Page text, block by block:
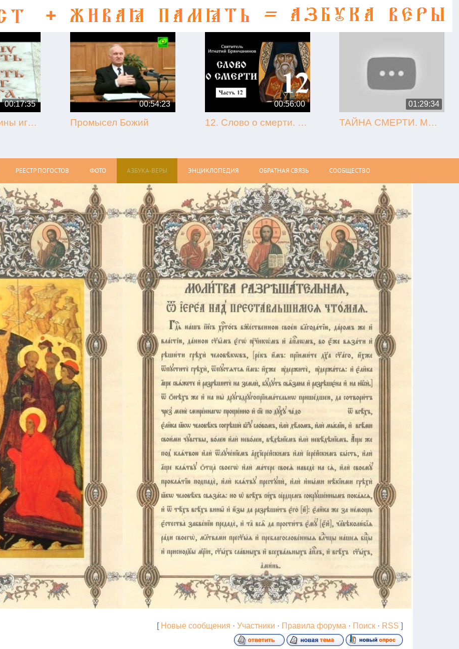
00:17:35
50-летие кончины игумена Никона (Воробьёва) (г. Гагарин, 2013.09.07)
00:54:23
Промысел Божий
00:56:00
12. Слово о смерти. Игнатий Брянчанинов.
01:29:34
ТАЙНА СМЕРТИ. МЫТАРСТВА. ВОСКРЕСЕНИЕ (Олег Стеняев)
РЕЕСТР ПОГОСТОВ ФОТО АЗБУКА-ВЕРЫ ЭНЦИКЛОПЕДИЯ ОБРАТНАЯ СВЯЗЬ СООБЩЕСТВО
[ Новые сообщения · Участники · Правила форума · Поиск · RSS ]